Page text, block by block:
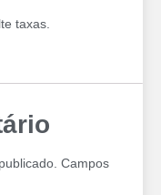
taxas.
Campos